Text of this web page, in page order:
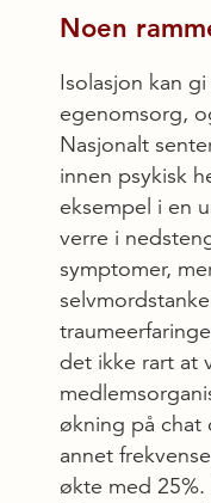
Noen
Isolasjon kan
egenomsorg,
Nasjonalt
innen psykisk
eksempel i en
verre i
symptomer,
det ikke rart at
økning på
annet
økte med